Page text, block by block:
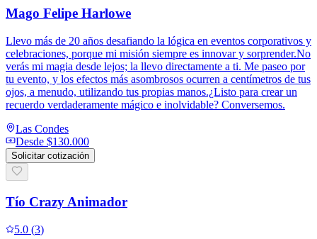
Mago Felipe Harlowe
Llevo más de 20 años desafiando la lógica en eventos corporativos y
celebraciones, porque mi misión siempre es innovar y sorprender.No
verás mi magia desde lejos; la llevo directamente a ti. Me paseo por
tu evento, y los efectos más asombrosos ocurren a centímetros de tus
ojos, a menudo, utilizando tus propias manos.¿Listo para crear un
recuerdo verdaderamente mágico e inolvidable? Conversemos.
Las Condes
Desde $130.000
Solicitar cotización
Tío Crazy Animador
5.0 (3)